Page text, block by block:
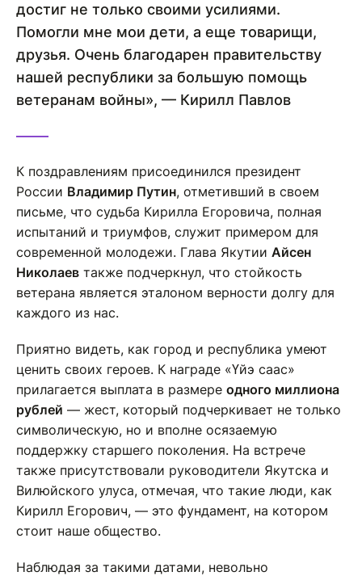
достиг не только своими усилиями.
Помогли мне мои дети, а еще товарищи,
друзья. Очень благодарен правительству
нашей республики за большую помощь
ветеранам войны», — Кирилл Павлов
К поздравлениям присоединился президент
России Владимир Путин, отметивший в своем
письме, что судьба Кирилла Егоровича, полная
испытаний и триумфов, служит примером для
современной молодежи. Глава Якутии Айсен
Николаев также подчеркнул, что стойкость
ветерана является эталоном верности долгу для
каждого из нас.
Приятно видеть, как город и республика умеют
ценить своих героев. К награде «Үйэ саас»
прилагается выплата в размере одного миллиона
рублей — жест, который подчеркивает не только
символическую, но и вполне осязаемую
поддержку старшего поколения. На встрече
также присутствовали руководители Якутска и
Вилюйского улуса, отмечая, что такие люди, как
Кирилл Егорович, — это фундамент, на котором
стоит наше общество.
Наблюдая за такими датами, невольно